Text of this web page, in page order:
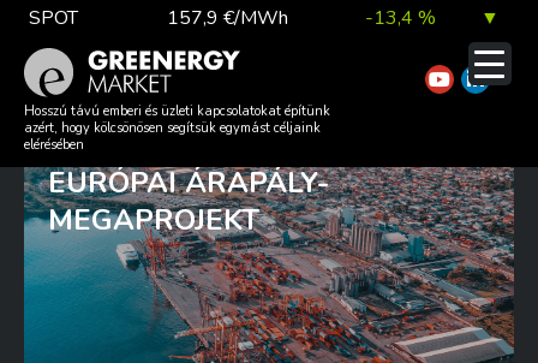
Skip
content
SPOT 157,9 €/MWh -13,4 % ▼
TTF DA 56,1 €/MWh 7,0 % ▲
EUA 81,9 €/t 1,0 % ▲
26 140,13 0,1 % ▲
Hosszú távú emberi és üzleti kapcsolatokat építünk
azért, hogy kölcsönösen segítsük egymást céljaink
elérésében
EGYMILLLIÓ OTTHONT TUDNA
ELLÁTNI ENERGIÁVAL AZ ÚJ
EURÓPAI ÁRAPÁLY-
MEGAPROJEKT